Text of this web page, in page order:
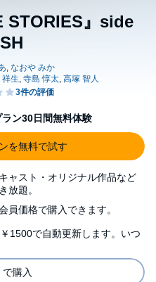
STORIES』side
ン30日間無料体験
を無料で試す
ャスト・オリジナル作品など
放題。
員価格で購入できます。
1500で自動更新します。いつ
購入